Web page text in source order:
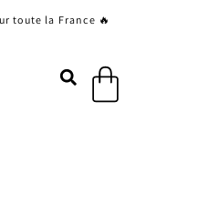
toute la France 🔥
Panier